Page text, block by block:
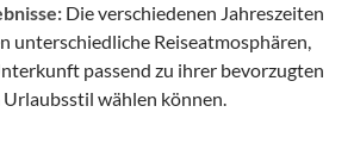
Die verschiedenen Jahreszeiten
unterschiedliche Reiseatmosphären,
passend zu ihrer bevorzugten
wählen können.